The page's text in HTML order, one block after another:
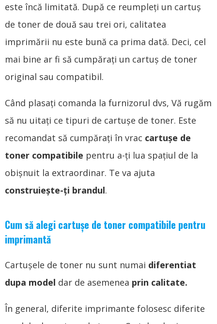
este încă limitată. După ce reumpleți un cartuş
de toner de două sau trei ori, calitatea
imprimării nu este bună ca prima dată. Deci, cel
mai bine ar fi să cumpărați un cartuş de toner
original sau compatibil.
Când plasați comanda la furnizorul dvs, Vă rugăm
să nu uitați ce tipuri de cartușe de toner. Este
recomandat să cumpărați în vrac cartușe de
toner compatibile pentru a-ți lua spațiul de la
obișnuit la extraordinar. Te va ajuta
construiește-ți brandul.
Cum să alegi cartușe de toner compatibile pentru
imprimantă
Cartușele de toner nu sunt numai diferentiat
dupa model dar de asemenea prin calitate.
În general, diferite imprimante folosesc diferite